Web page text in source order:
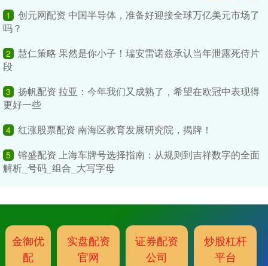
1
创元网配资 中国半导体，准备好迎接全球万亿美元市场了
吗？
2
慧仁策略 果然是你小子！瑞安雷诺兹承认当年泄露死侍片
段
3
扬帆配资 拉亚：今年我们又成熟了，希望在欧冠中表现得
更好一些
4 红涨股票配资 南海区教育发展研究院，揭牌！
5 镕盛配资 上海车牌号选择指南：从规则到吉祥数字的全面
解析_号码_组合_大写字母
金御优
配
实盘配资
官网
证券配资
公司
炒股杠杆
平台